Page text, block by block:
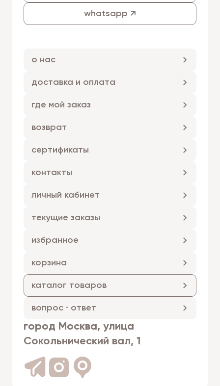
whatsapp ↗
город Москва, улица
Сокольнический вал, 1
о нас
доставка и оплата
где мой заказ
возврат
сертификаты
контакты
личный кабинет
текущие заказы
избранное
корзина
каталог товаров
вопрос · ответ